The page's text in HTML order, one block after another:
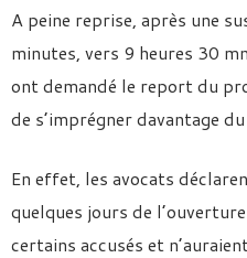
A peine reprise, après une
minutes, vers 9 heures 30
ont demandé le report du
de s’imprégner davantage
En effet, les avocats
quelques jours de
certains accusés et